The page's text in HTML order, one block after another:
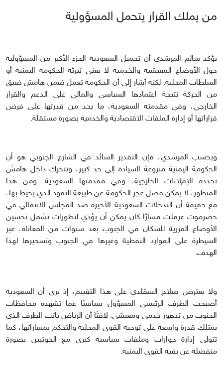
من يملك القرار يتحمل المسؤولية
يؤكد سالم المرشدي أن تحميل السعودية الجزء الأكبر من المسؤولية
حول الأوضاع المعيشية والخدمية لا يعني تبرئة الحكومة اليمنية أو
السلطات المحلية. لكنه أشار إلى أن الحكومة تعمل ضمن هامش ضيق
من الحركة نتيجة اعتمادها السياسي والمالي على الدعم والقرار
الخارجي، وفي مقدمته السعودية، ما يحد من قدرتها على فرض
قراراتها أو إدارة الملفات الاقتصادية والخدمية بصورة مستقلة.
وبحسب المرشدي، فإن التقدير السائد في الشارع الجنوبي هو أن
الحكومة اليمنية منزوعة السيادة إلى حد كبير، وتتحرك داخل هامش
تحدده الإملاءات الخارجية، وفي مقدمتها السعودية. ومن هذا
المنظور، لا يمكن فصل عجز الحكومة عن طبيعة النفوذ الذي يحيط بها،
مع حقيقة أن التدخلات السعودية الأخيرة ضد المجلس الانتقالي في
حضرموت عرقلت مسارًا كان يمكن أن يؤدي لتطورات تشمل تحسين
الأوضاع المزرية للسكان في الجنوب بعد سنوات من المعاناة، عبر
السيطرة على الموارد النفطية وغيرها في الجنوب وتسخيرها لهذا
الهدف.
ولا يعترض صلاح السقلدي على هذا التقييم، إذ يرى أن السعودية
أصبحت الطرف الرئيسي المسؤول سياسيًا عما تشهده محافظات
الجنوب من تدهور خدمي ومعيشي. لافتًا أن الرياض باتت الطرف الذي
يمتلك قدرة واسعة على توجيه القوى المحلية والتحكم بمساراتها، كما
تتولى إدارة حوارات وملفات سياسية كبرى مع الحوثيين بصورة
منفصلة عن بقية القوى اليمنية.